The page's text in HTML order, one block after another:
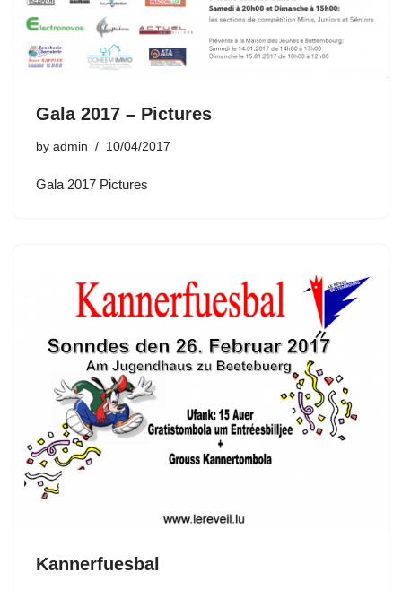
Gala 2017 – Pictures
by admin 10/04/2017
Gala 2017 Pictures
Kannerfuesbal